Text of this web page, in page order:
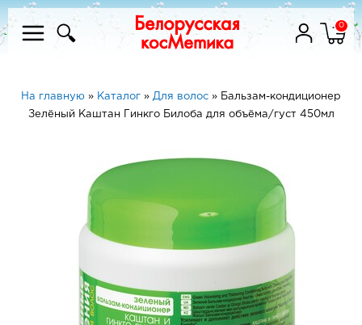
0
На главную » Каталог » Для волос » Бальзам-кондиционер
Зелёный Каштан Гинкго Билоба для объёма/густ 450мл